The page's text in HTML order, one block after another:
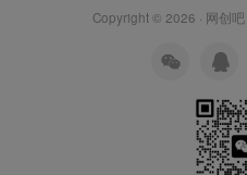
Copyright © 2026 · 网创吧